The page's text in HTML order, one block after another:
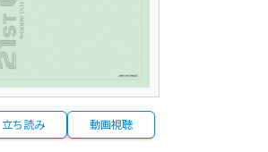
立ち読み 動画視聴